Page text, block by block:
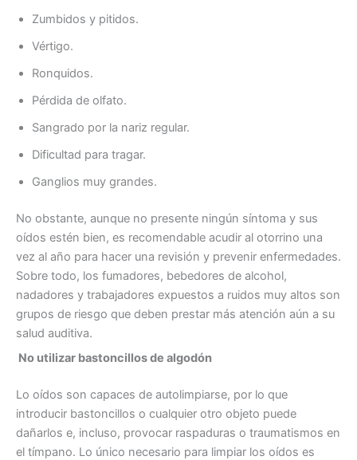
Zumbidos y pitidos.
Vértigo.
Ronquidos.
Pérdida de olfato.
Sangrado por la nariz regular.
Dificultad para tragar.
Ganglios muy grandes.
No obstante, aunque no presente ningún síntoma y sus
oídos estén bien, es recomendable acudir al otorrino una
vez al año para hacer una revisión y prevenir enfermedades.
Sobre todo, los fumadores, bebedores de alcohol,
nadadores y trabajadores expuestos a ruidos muy altos son
grupos de riesgo que deben prestar más atención aún a su
salud auditiva.
No utilizar bastoncillos de algodón
Lo oídos son capaces de autolimpiarse, por lo que
introducir bastoncillos o cualquier otro objeto puede
dañarlos e, incluso, provocar raspaduras o traumatismos en
el tímpano. Lo único necesario para limpiar los oídos es